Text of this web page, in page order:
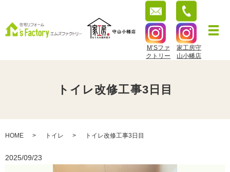
M’Sファ
クトリー
家工房守
山小幡店
トイレ改修工事3日目
HOME トイレ トイレ改修工事3日目
2025/09/23